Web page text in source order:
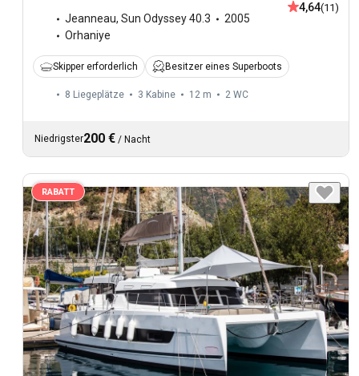
Jeanneau, Sun Odyssey 40.3
2005
Orhaniye
4,64(11)
Skipper erforderlich Besitzer eines Superboots
8 Liegeplätze 3 Kabine 12 m 2 WC
Niedrigster200 € / Nacht
RABATT